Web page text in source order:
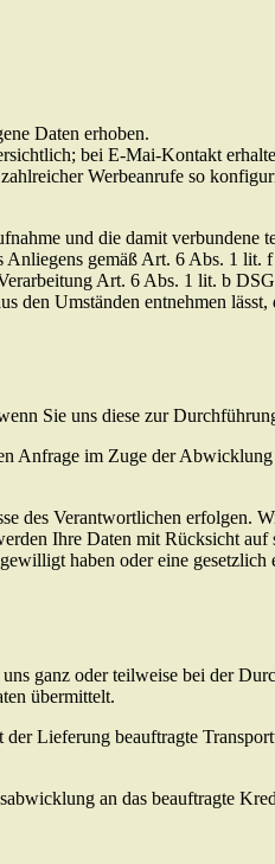
Daten erhoben.
bei E-Mai-Kontakt
Werbeanrufe so
und die damit verbundene
Anliegens gemäß Art. 6 Abs. 1 lit.
Art. 6 Abs. 1 lit. b
Umständen entnehmen
Sie uns diese zur
Anfrage im Zuge der
des Verantwortlichen erfolgen.
Ihre Daten mit Rücksicht
haben oder eine
ganz oder teilweise bei der
übermittelt.
Lieferung beauftragte
an das beauftragte